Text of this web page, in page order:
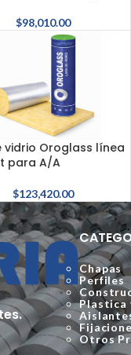
$98,010.00
vidrio Oroglass línea
para A/A
$123,420.00
Chapas
Perfiles
Plastica
Otros